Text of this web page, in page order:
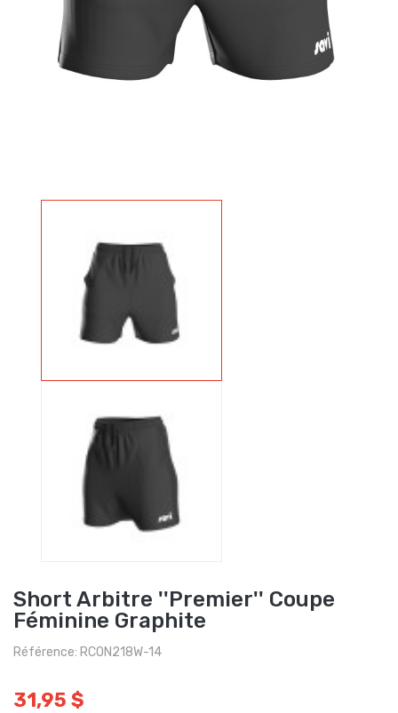
Short Arbitre ''Premier'' Coupe
Féminine Graphite
Référence: RCON218W-14
31,95 $